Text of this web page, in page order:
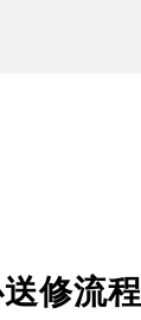
修流程